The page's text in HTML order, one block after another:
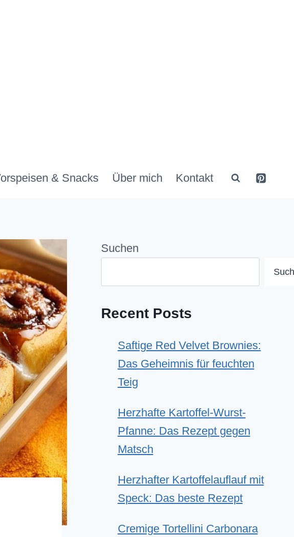
& Snacks Über mich Kontakt
Suchen
Recent Posts
Saftige Red Velvet Brownies:
Das Geheimnis für feuchten
Teig
Herzhafte Kartoffel-Wurst-
Pfanne: Das Rezept gegen
Matsch
Herzhafter Kartoffelauflauf mit
Speck: Das beste Rezept
Cremige Tortellini Carbonara